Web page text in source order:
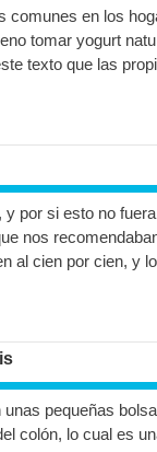
comunes en los
tomar yogurt
texto que las
por si esto no
nos
al cien por cien, y
pequeñas
colón, lo cual es